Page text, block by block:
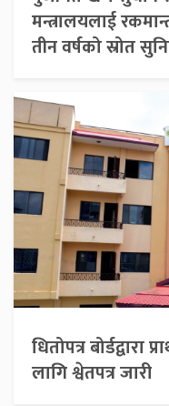
मन्त्रालयलाई
तीन वर्षको स्रोत
धितोपत्र
लागि श्वेतपत्र जारी